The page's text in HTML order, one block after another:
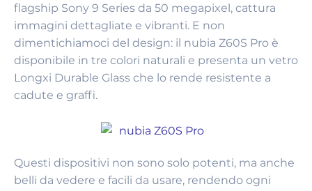
flagship Sony 9 Series da 50 megapixel, cattura
immagini dettagliate e vibranti. E non
dimentichiamoci del design: il nubia Z60S Pro è
disponibile in tre colori naturali e presenta un vetro
Longxi Durable Glass che lo rende resistente a
cadute e graffi.
Questi dispositivi non sono solo potenti, ma anche
belli da vedere e facili da usare, rendendo ogni